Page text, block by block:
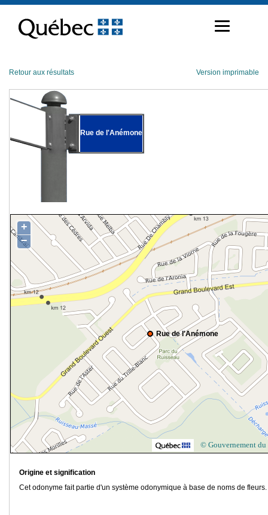
contenu
Retour aux résultats Version imprimable
Rue de l'Anémone
Rue de l'Anémone
+
−
© Gouvernement du
Origine et signification
Cet odonyme fait partie d'un système odonymique à base de noms de fleurs.